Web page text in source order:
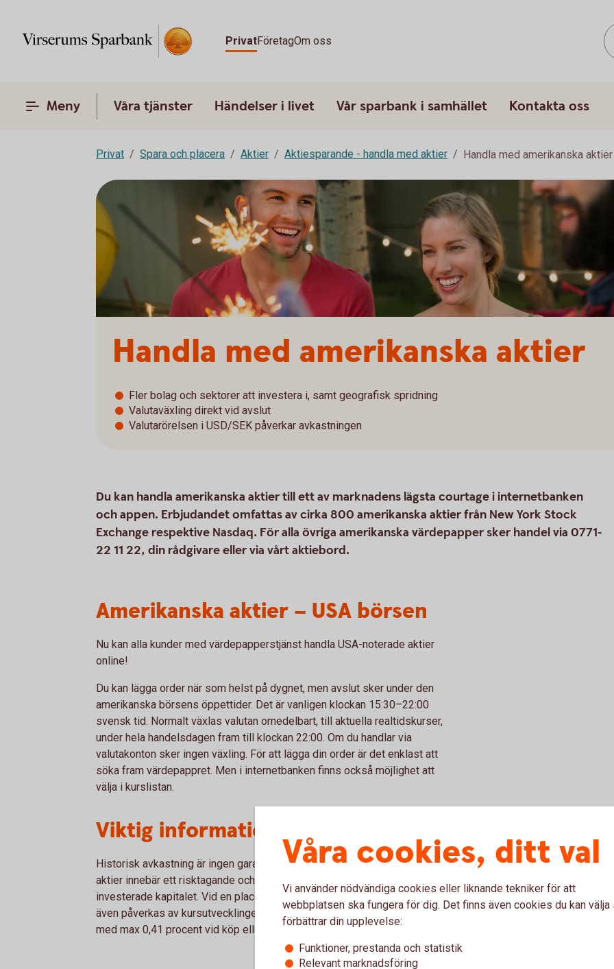
PrivatFöretagOm oss
Meny Våra tjänster Händelser i livet Vår sparbank i samhället Kontakta oss
Privat Spara och placera Aktier Aktiesparande - handla med aktier Handla med amerikanska aktier
Handla med amerikanska aktier
Fler bolag och sektorer att investera i, samt geografisk spridning
Valutaväxling direkt vid avslut
Valutarörelsen i USD/SEK påverkar avkastningen
Du kan handla amerikanska aktier till ett av marknadens lägsta courtage i internetbanken
och appen. Erbjudandet omfattas av cirka 800 amerikanska aktier från New York Stock
Exchange respektive Nasdaq. För alla övriga amerikanska värdepapper sker handel via 0771-
22 11 22, din rådgivare eller via vårt aktiebord.
Amerikanska aktier – USA börsen
Nu kan alla kunder med värdepapperstjänst handla USA-noterade aktier
online!
Du kan lägga order när som helst på dygnet, men avslut sker under den
amerikanska börsens öppettider. Det är vanligen klockan 15:30–22:00
svensk tid. Normalt växlas valutan omedelbart, till aktuella realtidskurser,
under hela handelsdagen fram till klockan 22:00. Om du handlar via
valutakonton sker ingen växling. För att lägga din order är det enklast att
söka fram värdepappret. Men i internetbanken finns också möjlighet att
välja i kurslistan.
Viktig information
Historisk avkastning är ingen garanti för framtida avkastning. En placering i
aktier innebär ett risktagande och du kan förlora hela eller delar av det
investerade kapitalet. Vid en placering i amerikanska aktier kan utfallet
även påverkas av kursutvecklingen SEK/USD. Växlingsavgift tillkommer
med max 0,41 procent vid köp eller försäljning från/till SEK-konto.
Våra cookies, ditt val
Vi använder nödvändiga cookies eller liknande tekniker för att
webbplatsen ska fungera för dig. Det finns även cookies du kan välja
förbättrar din upplevelse:
Funktioner, prestanda och statistik
Relevant marknadsföring